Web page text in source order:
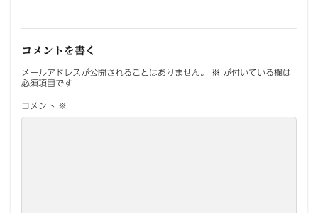
コメントを書く
メールアドレスが公開されることはありません。 ※ が付いている欄は
必須項目です
コメント ※